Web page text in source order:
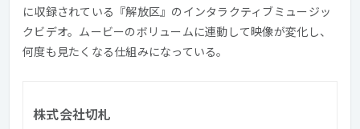
に収録されている『解放区』のインタラクティブミュージッ
クビデオ。ムービーのボリュームに連動して映像が変化し、
何度も見たくなる仕組みになっている。
株式会社切札